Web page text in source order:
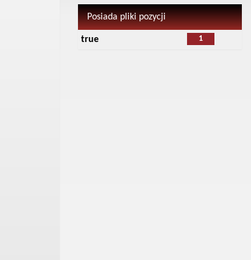
Posiada pliki pozycji
1
true